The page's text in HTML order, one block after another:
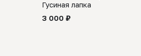
Гусиная лапка
3 000 ₽